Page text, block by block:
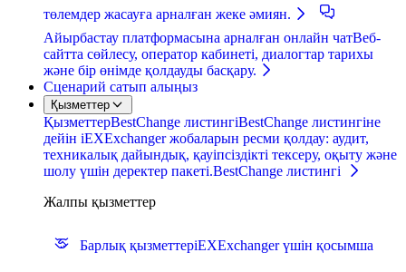
төлемдер жасауға арналған жеке әмиян.
Айырбастау платформасына арналған онлайн чатВеб-
сайтта сөйлесу, оператор кабинеті, диалогтар тарихы
және бір өнімде қолдауды басқару.
Сценарий сатып алыңыз
Қызметтер
ҚызметтерBestChange листингіBestChange листингіне
дейін iEXExchanger жобаларын ресми қолдау: аудит,
техникалық дайындық, қауіпсіздікті тексеру, оқыту және
шолу үшін деректер пакеті.BestChange листингі
Жалпы қызметтер
Барлық қызметтерiEXExchanger үшін қосымша